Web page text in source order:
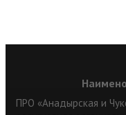
ПРО «Анадырская и